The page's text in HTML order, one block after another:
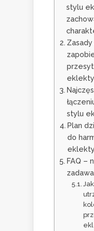
stylu
Zasady
stylu
Plan
do
FAQ –